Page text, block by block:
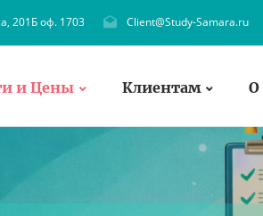
201Б оф. 1703 Client@Study-Samara.ru
и Цены Клиентам О